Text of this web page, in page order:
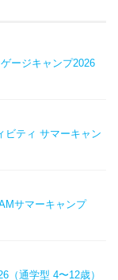
ージキャンプ2026
ビティ サマーキャン
サマーキャンプ
（通学型 4〜12歳）